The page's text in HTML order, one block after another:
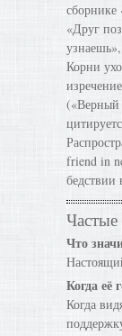
сборнике
«Друг
Корни
(«Верный
friend in
бедствии
Что
Когда её
Когда